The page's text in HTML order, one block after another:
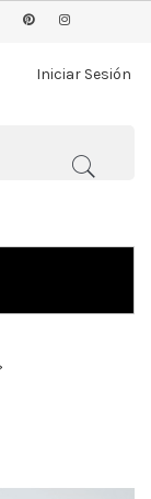
Iniciar Sesión